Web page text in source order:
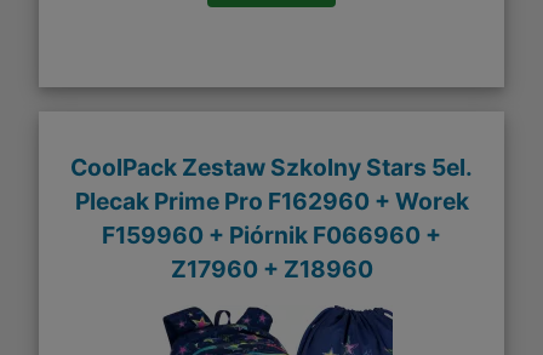
CoolPack Zestaw Szkolny Stars 5el.
Plecak Prime Pro F162960 + Worek
F159960 + Piórnik F066960 +
Z17960 + Z18960